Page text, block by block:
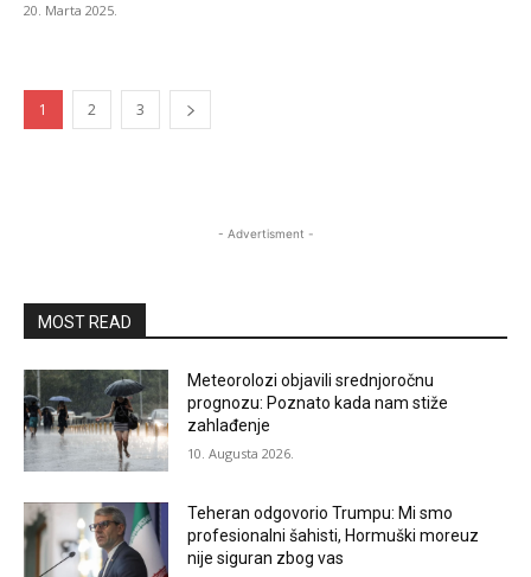
20. Marta 2025.
1 2 3
- Advertisment -
MOST READ
Meteorolozi objavili srednjoročnu
prognozu: Poznato kada nam stiže
zahlađenje
10. Augusta 2026.
Teheran odgovorio Trumpu: Mi smo
profesionalni šahisti, Hormuški moreuz
nije siguran zbog vas